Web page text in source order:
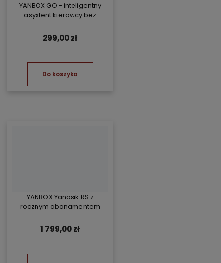
YANBOX GO - inteligentny
asystent kierowcy bez
299,00 zł
Do koszyka
YANBOX Yanosik RS z
rocznym abonamentem
1 799,00 zł